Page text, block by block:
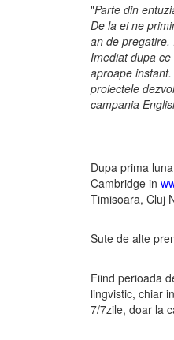
"Parte din
De la ei ne
an de pregatire.
Imediat dupa
aproape
proiectele
campania
Dupa prima
Cambridge in
Timisoara, Cluj
Sute de alte
Fiind perioada
lingvistic, chiar
7/7zile, doar la